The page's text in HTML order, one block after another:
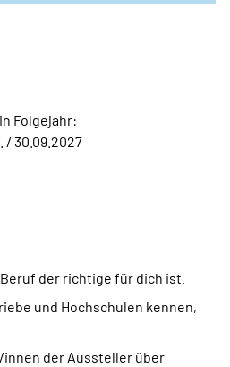
Folgejahr:
/ 30.09.2027
der richtige für dich ist.
und Hochschulen kennen,
der Aussteller über